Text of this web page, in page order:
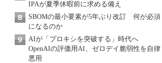
IPAが夏季休暇前に求める備え
SBOMの最小要素が5年ぶり改訂 何が必須
になるのか
AIが「プロキシを突破する」時代へ
OpenAIの評価用AI、ゼロデイ脆弱性を自律
悪用